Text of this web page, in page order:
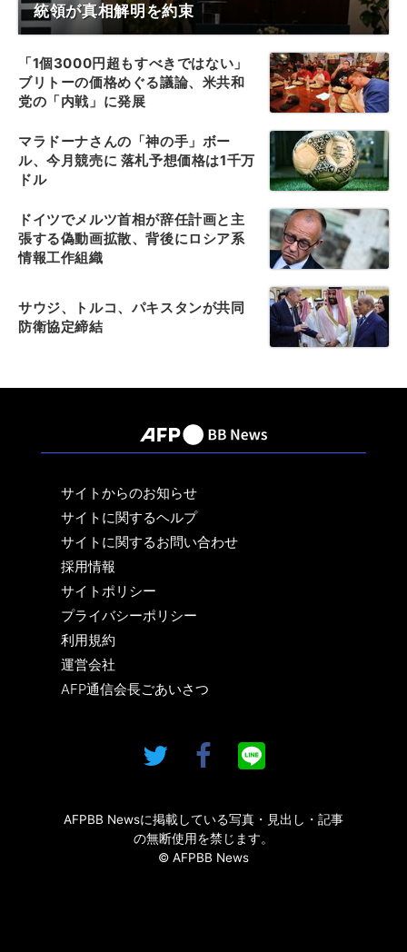
統領が真相解明を約束
「1個3000円超もすべきではない」
ブリトーの価格めぐる議論、米共和
党の「内戦」に発展
マラドーナさんの「神の手」ボー
ル、今月競売に 落札予想価格は1千万
ドル
ドイツでメルツ首相が辞任計画と主
張する偽動画拡散、背後にロシア系
情報工作組織
サウジ、トルコ、パキスタンが共同
防衛協定締結
サイトからのお知らせ
サイトに関するヘルプ
サイトに関するお問い合わせ
採用情報
サイトポリシー
プライバシーポリシー
利用規約
運営会社
AFP通信会長ごあいさつ
AFPBB Newsに掲載している写真・見出し・記事
の無断使用を禁じます。
© AFPBB News